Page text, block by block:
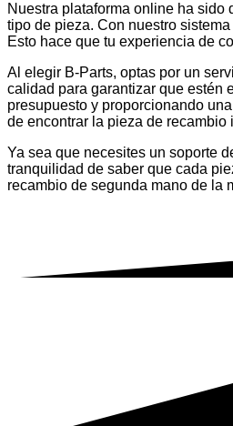
Nuestra plataforma online ha
tipo de pieza. Con nuestro
Esto hace que tu experiencia de
Al elegir B-Parts, optas por un
calidad para garantizar que estén
presupuesto y proporcionando
de encontrar la pieza de recambio
Ya sea que necesites un soporte
tranquilidad de saber que cada
recambio de segunda mano de la